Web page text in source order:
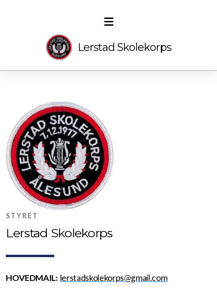
Lerstad Skolekorps
STYRET
Lerstad Skolekorps
HOVEDMAIL: lerstadskolekorps@gmail.com
Styret